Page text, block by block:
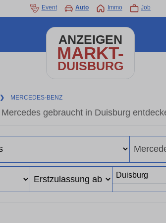
Event Auto Immo Job
ANZEIGEN
MARKT-
DUISBURG
❯ MERCEDES-BENZ
Mercedes gebraucht in Duisburg